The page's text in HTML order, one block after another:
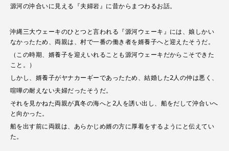
源河の沖合いに見える『夫婦岩』に昔からまつわるお話。
沖縄三大ウェーキのひとつと言われる『源河ウェーキ』には、娘しかい
なかったため、両親は、村で一番の働き者を婿養子へと迎えたそうだ。
（この時期、婿養子を迎えいれることも源河ウェーキだからこそできた
こと。）
しかし、婿養子がヤナカーギーであったため、結婚した2人の仲は悪く、
喧嘩の耐えない夫婦だったそうだ。
それを見かねた両親が真冬の海へと2人を誘い出し、船をだして沖合いへ
と向かった。
船を出す前に両親は、あらかじめ婿の方に厚着をするようにと伝えてい
た。